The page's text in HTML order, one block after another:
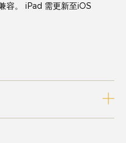
容。 iPad 需更新至iOS